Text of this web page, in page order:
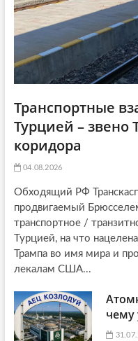
Транспортные
Турцией – звено
коридора
04.08.2026
Обходящий РФ
продвигаемый
транспортное /
Турцией, на что
Трампа во имя мира и
лекалам США...
чему